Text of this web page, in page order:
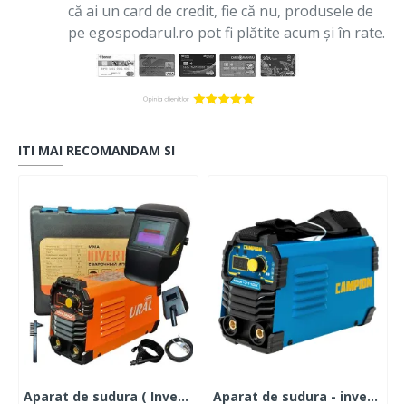
că ai un card de credit, fie că nu, produsele de
pe egospodarul.ro pot fi plătite acum și în rate.
ITI MAI RECOMANDAM SI
Aparat de sudura ( Invertor ) URAL/ALTAI MMA 325DK, 320Ah+Masca Automata, Accesorii Incluse,Cutie de Transport, Cabluri 3M
Aparat de sudura - invertor CAMPION 311DK+ Valiza transport